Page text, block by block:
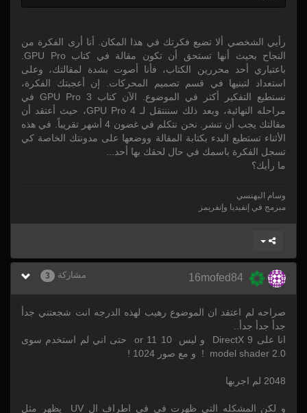
رأيي الشخصي ألا تضيع فكرتك في هذا المكان. أنا أرى الفكرة من
باعتباري أحد محررين الكتاب، فأنا أصوت بشدة لمقالتك، وعلى
استعداد لتبنيها في قسم تصميم المحركات. إن أعجبتك الفكرة،
نستطيع التفكير أكثر في الموضوع. الآن كتاب GPU Pro 3 في
مراحله النهائية، وبعد ذلك سننتقل لـ GPU Pro 4، حيث أعتقد أن
مقالتك يجب أن تنشر. نحن نتكلم في غضون 4 أشهر تقريباً. في هذه
الأثناء تستطيع البدء بكتابة المقالة ووضعها على مدونتك الخاصة كي
تسجل الفكرة باسمك في حال لحقك بها أحد...
ما رأيك؟
وسام البهنسي
مبرمج في إنفيديا وإنفريمز
16mofed84 مشاركة 3
صراحه لم اعتقد ان الموضوع رهيب لهذه الدرجه انت شجعتني جدأ
جدأ جدأ جدأ..
انا على DirectX 9 و ليس 10 or 11 حتى اني لم استخدم سوى
model shader 2.0 ! و مع صور 1024 !
2048 لم اجربها
و لكن المشكله التي ظهرت في في اطراف ال UV يظهر مثل